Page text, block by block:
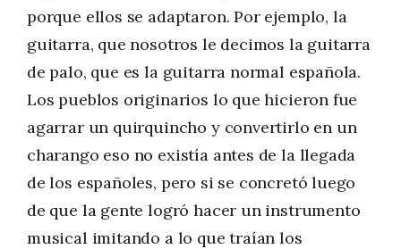
porque ellos se adaptaron. Por ejemplo, la
guitarra, que nosotros le decimos la guitarra
de palo, que es la guitarra normal española.
Los pueblos originarios lo que hicieron fue
agarrar un quirquincho y convertirlo en un
charango eso no existía antes de la llegada
de los españoles, pero si se concretó luego
de que la gente logró hacer un instrumento
musical imitando a lo que traían los